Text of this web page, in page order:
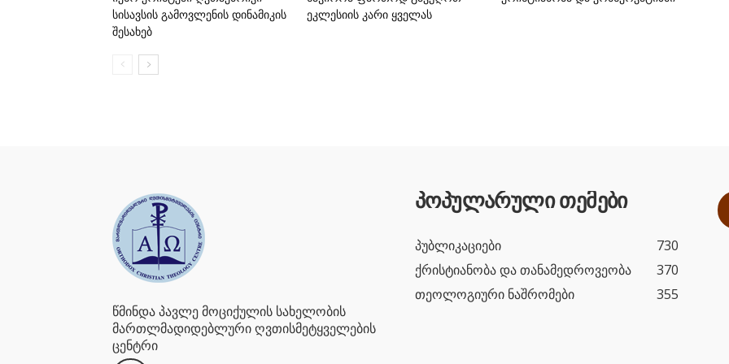
სისავსის გამოვლენის დინამიკის
შესახებ
ეკლესიის კარი ყველას
წმინდა პავლე მოციქულის სახელობის
მართლმადიდებლური ღვთისმეტყველების
ცენტრი
პოპულარული თემები
პუბლიკაციები
730
ქრისტიანობა და თანამედროვეობა
370
თეოლოგიური ნაშრომები
355